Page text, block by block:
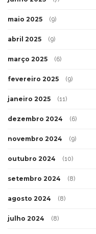
maio 2025 (9)
abril 2025 (9)
março 2025 (6)
fevereiro 2025 (9)
janeiro 2025 (11)
dezembro 2024 (6)
novembro 2024 (9)
outubro 2024 (10)
setembro 2024 (8)
agosto 2024 (8)
julho 2024 (8)